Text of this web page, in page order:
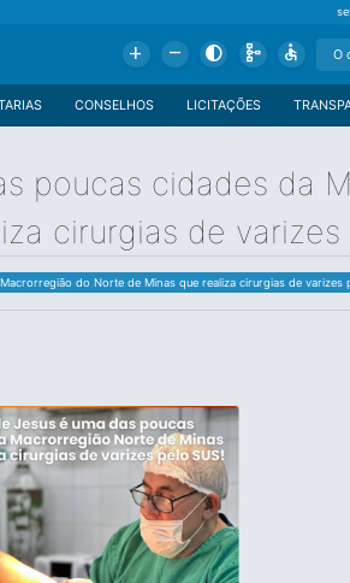
Add Remove Contrast Schema Accessible
LICITAÇÕES
CONSELHOS
poucas cidades da
cirurgias de varizes
do Norte de Minas que realiza cirurgias de varizes